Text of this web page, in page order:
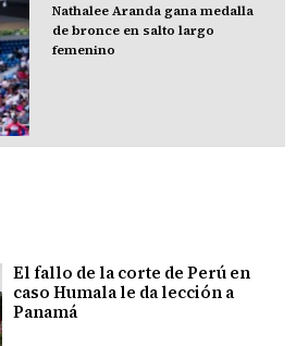
Nathalee Aranda gana medalla
de bronce en salto largo
femenino
El fallo de la corte de Perú en
caso Humala le da lección a
Panamá